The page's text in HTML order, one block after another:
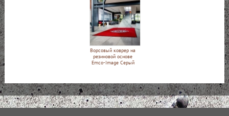
Ворсовый коврер на
резиновой основе
Emco-Image Серый